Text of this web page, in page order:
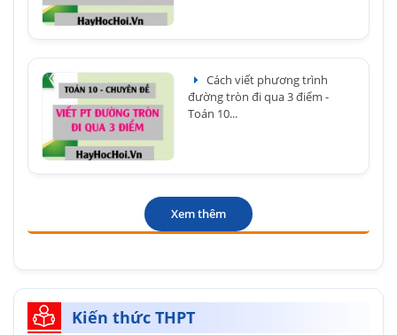
Cách viết phương trình
đường tròn đi qua 3 điểm -
Toán 10...
Xem thêm
Kiến thức THPT